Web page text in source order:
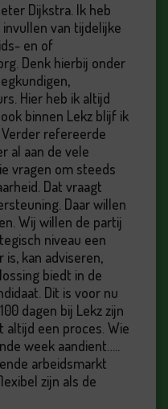
Dijkstra. Ik heb
van tijdelijke
en of
Denk hierbij onder
Hier heb ik altijd
binnen Lekz blijf ik
refereerde
al aan de vele
vragen om steeds
Dat vraagt
Daar willen
Wij willen de partij
niveau een
kan adviseren,
biedt in de
Dit is voor nu
dagen bij Lekz zijn
een proces. Wie
week aandient…..
arbeidsmarkt
zijn als de